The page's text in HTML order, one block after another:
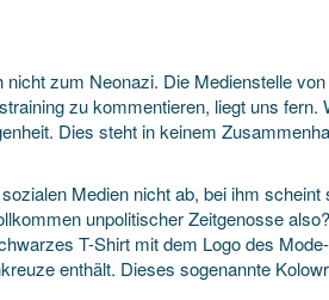
zum Neonazi. Die Medienstelle
zu kommentieren, liegt uns fern.
Dies steht in keinem
Medien nicht ab, bei ihm
unpolitischer Zeitgenosse
T-Shirt mit dem Logo des
enthält. Dieses sogenannte